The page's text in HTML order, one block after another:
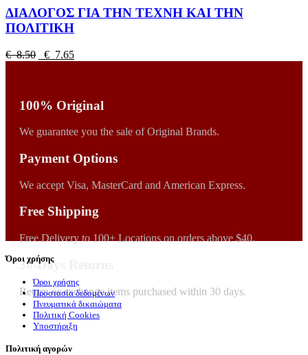
ΔΙΑΛΟΓΟΣ ΓΙΑ ΤΗΝ ΤΕΧΝΗ ΚΑΙ ΤΗΝ
ΠΟΛΙΤΙΚΗ
€ 8.50 € 7.65
100% Original
We guarantee you the sale of Original Brands.
Payment Options
We accept Visa, MasterCard and American Express.
Free Shipping
Free Delivery to 100+ Locations on orders above $40.
30-Days Returns
Return or exchange items purchased within 30 days.
Όροι χρήσης
Όροι χρήσης
Προστασία δεδομένων
Πνευματικά δικαιώματα
Πολιτική Cookies
Υποστήριξη
Πολιτική αγορών